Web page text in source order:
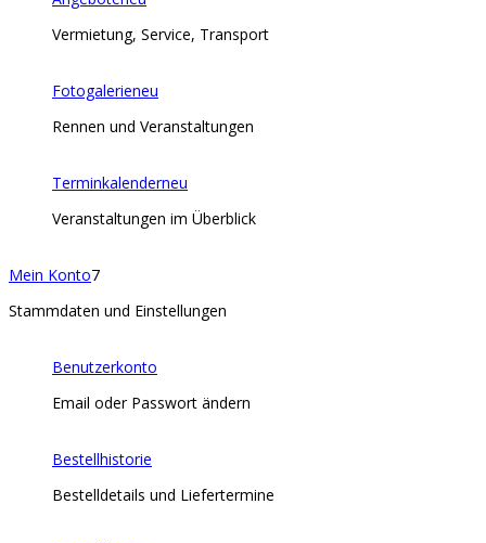
Vermietung, Service, Transport
Fotogalerieneu
Rennen und Veranstaltungen
Terminkalenderneu
Veranstaltungen im Überblick
Mein Konto7
Stammdaten und Einstellungen
Benutzerkonto
Email oder Passwort ändern
Bestellhistorie
Bestelldetails und Liefertermine